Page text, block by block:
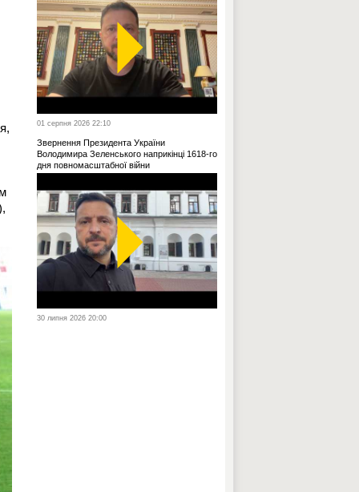
01 серпня 2026 22:10
Звернення Президента України
Володимира Зеленського наприкінці 1618-го
дня повномасштабної війни
30 липня 2026 20:00